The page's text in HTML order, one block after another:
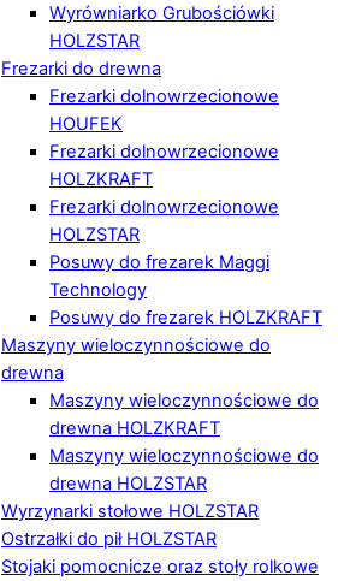
Wyrówniarko Grubościówki
HOLZSTAR
Frezarki do drewna
Frezarki dolnowrzecionowe
HOUFEK
Frezarki dolnowrzecionowe
HOLZKRAFT
Frezarki dolnowrzecionowe
HOLZSTAR
Posuwy do frezarek Maggi
Technology
Posuwy do frezarek HOLZKRAFT
Maszyny wieloczynnościowe do
drewna
Maszyny wieloczynnościowe do
drewna HOLZKRAFT
Maszyny wieloczynnościowe do
drewna HOLZSTAR
Wyrzynarki stołowe HOLZSTAR
Ostrzałki do pił HOLZSTAR
Stojaki pomocnicze oraz stoły rolkowe